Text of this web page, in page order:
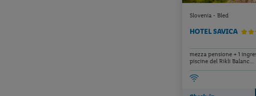
Slovenia - Bled
HOTEL SAVICA
mezza pensione + 1
piscine del Rikli Balanc...